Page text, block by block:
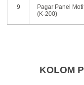
9
Pagar Panel
(K-200)
KOLOM